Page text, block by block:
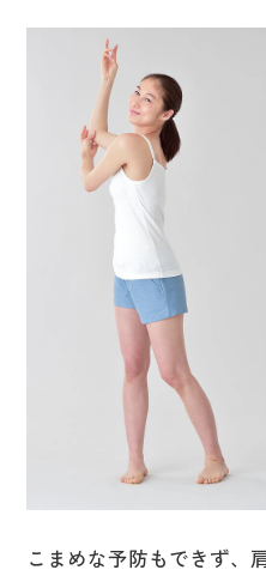
こまめな予防もできず、